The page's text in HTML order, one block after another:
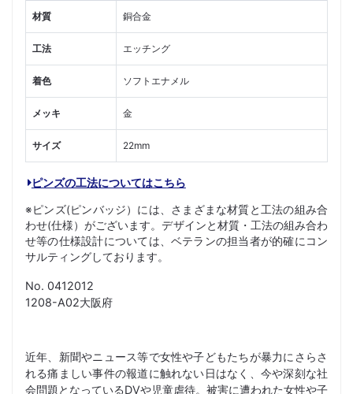
材質 銅合金
工法 エッチング
着色 ソフトエナメル
メッキ 金
サイズ 22mm
ピンズの工法についてはこちら
※ピンズ(ピンバッジ）には、さまざまな材質と工法の組み合
わせ(仕様）がございます。デザインと材質・工法の組み合わ
せ等の仕様設計については、ベテランの担当者が的確にコン
サルティングしております。
No. 0412012
1208-A02大阪府
近年、新聞やニュース等で女性や子どもたちが暴力にさらさ
れる痛ましい事件の報道に触れない日はなく、今や深刻な社
会問題となっているDVや児童虐待。被害に遭われた女性や子